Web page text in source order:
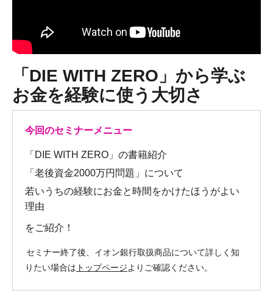
「DIE WITH ZERO」から学ぶ
お金を経験に使う大切さ
今回のセミナーメニュー
「DIE WITH ZERO」の書籍紹介
「老後資金2000万円問題」について
若いうちの経験にお金と時間をかけたほうがよい
理由
をご紹介！
セミナー終了後、イオン銀行取扱商品について詳しく知
りたい場合は トップページよりご確認ください。